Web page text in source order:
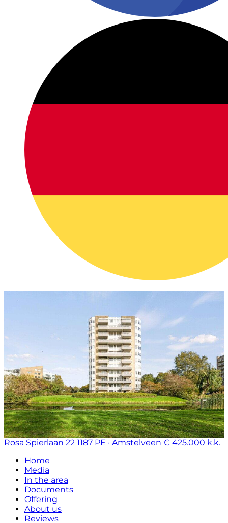
Rosa Spierlaan 22 1187 PE · Amstelveen € 425.000 k.k.
Home
Media
In the area
Documents
Offering
About us
Reviews